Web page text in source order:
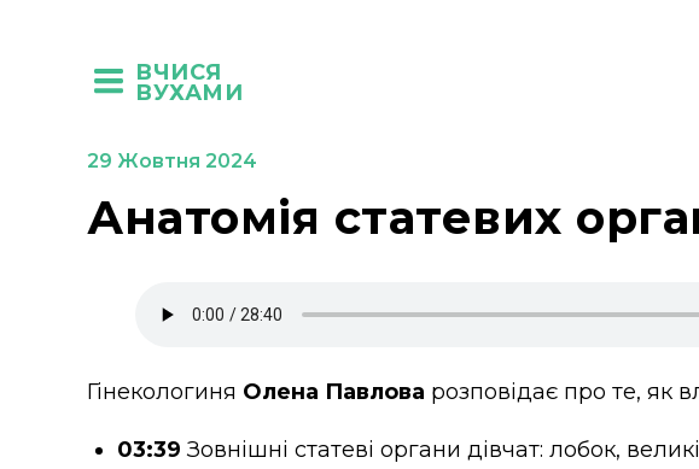
ВЧИСЯ
ВУХАМИ
29 Жовтня 2024
Анатомія статевих
Гінекологиня Олена Павлова розповідає про те, як
03:39 Зовнішні статеві органи дівчат: лобок,